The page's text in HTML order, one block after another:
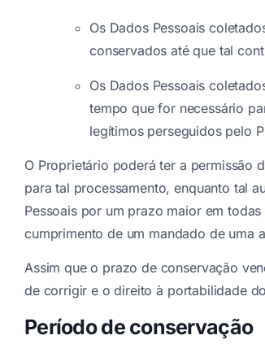
Os Dados Pessoais
conservados até que tal
Os Dados Pessoais
tempo que for necessário
legítimos perseguidos pelo
O Proprietário poderá ter a permissão
para tal processamento, enquanto tal
Pessoais por um prazo maior em
cumprimento de um mandado de uma
Assim que o prazo de conservação
de corrigir e o direito à portabilidade
Período de conservação